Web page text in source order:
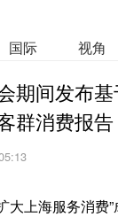
国际 视角
期间发布
群消费报告
上海服务消费”